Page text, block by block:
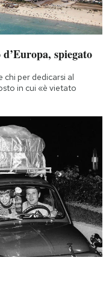
spiegato
chi per dedicarsi al
in cui «è vietato